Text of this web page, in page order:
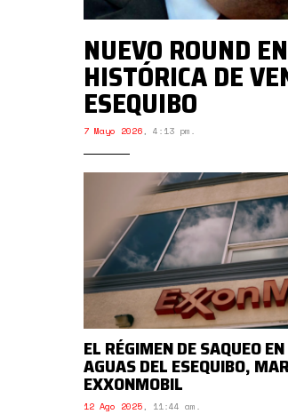
NUEVO ROUND
HISTÓRICA DE
ESEQUIBO
7 Mayo 2026, 4:13 pm.
EL RÉGIMEN DE SAQUEO EN
AGUAS DEL ESEQUIBO,
EXXONMOBIL
12 Ago 2025, 11:44 am.